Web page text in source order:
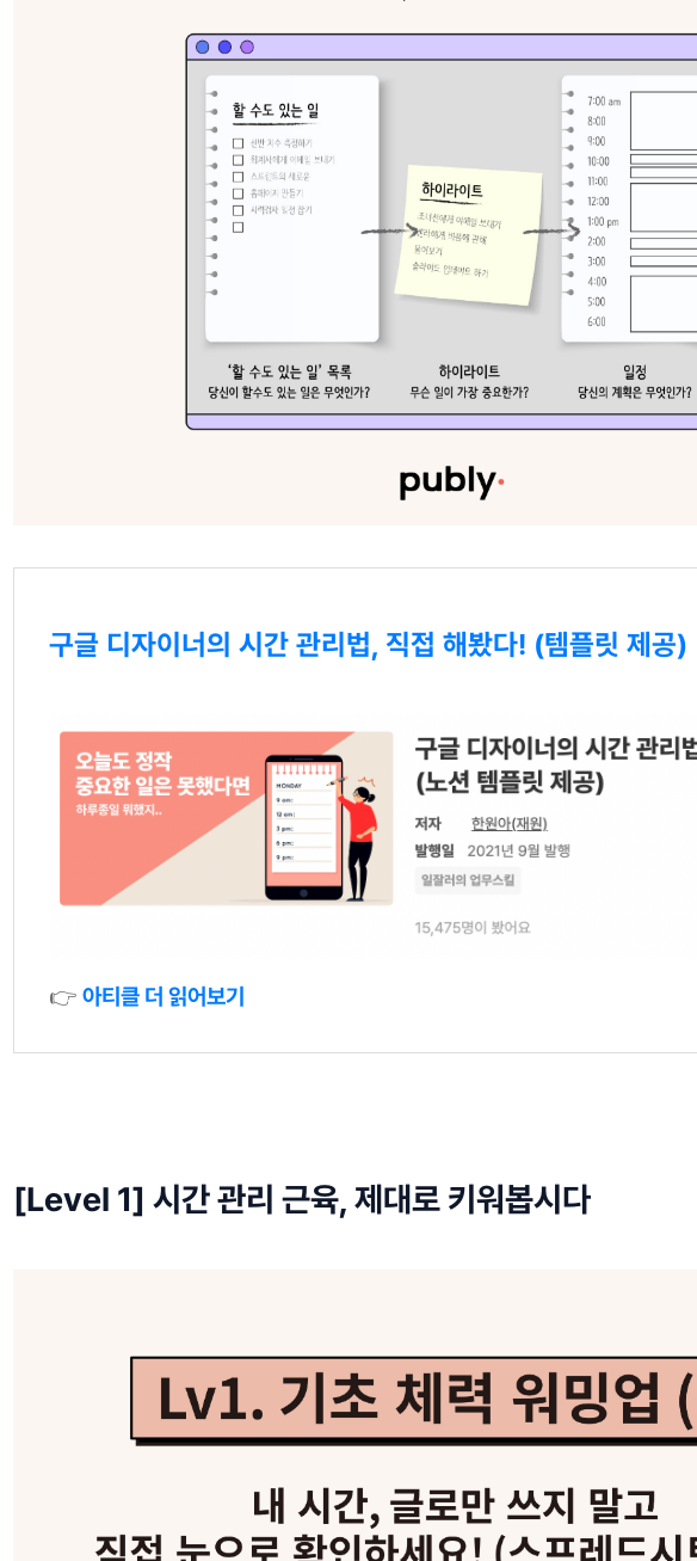
구글 디자이너의 시간 관리법, 직접 해봤다! (템플릿 제공)
👉 아티클 더 읽어보기
[Level 1] 시간 관리 근육, 제대로 키워봅시다